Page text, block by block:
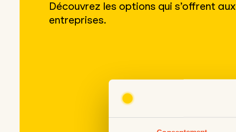
Découvrez les options qui s’offrent aux
entreprises.